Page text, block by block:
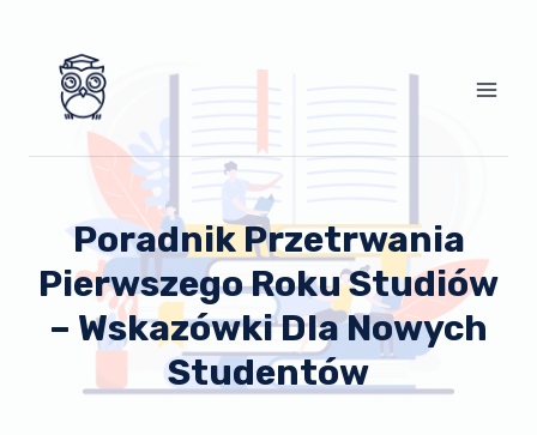
Poradnik Przetrwania
Pierwszego Roku Studiów
– Wskazówki Dla Nowych
Studentów